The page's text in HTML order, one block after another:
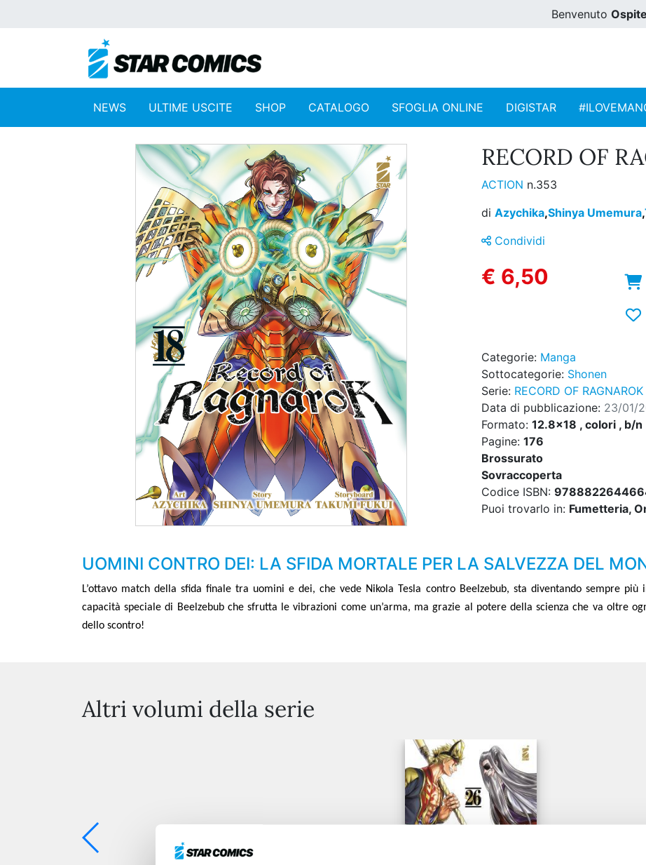
Benvenuto Ospite
NEWS ULTIME USCITE SHOP CATALOGO SFOGLIA ONLINE DIGISTAR
RECORD OF
ACTION n.353
di Azychika,Shinya Umemura,
Condividi
€ 6,50
Categorie: Manga
Sottocategorie: Shonen
Serie: RECORD OF RAGNAROK
Data di pubblicazione: 23/01/
Formato: 12.8x18 , colori , b/n
Pagine: 176
Brossurato
Sovraccoperta
Codice ISBN:
Puoi trovarlo in: Fumetteria,
UOMINI CONTRO DEI: LA SFIDA MORTALE PER LA SALVEZZA DEL
L’ottavo match della sfida finale tra uomini e dei, che vede Nikola Tesla contro Beelzebub, sta diventando sempre più
capacità speciale di Beelzebub che sfrutta le vibrazioni come un’arma, ma grazie al potere della scienza che va oltre
dello scontro!
Altri volumi della serie